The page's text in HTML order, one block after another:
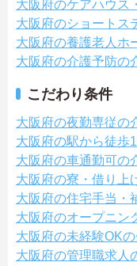
大阪府のケアハウス
大阪府のショートス
大阪府の養護老人ホ
大阪府の介護予防の
こだわり条件
大阪府の夜勤専従の
大阪府の駅から徒歩
大阪府の車通勤可の
大阪府の寮・借り上
大阪府の住宅手当・
大阪府のオープニン
大阪府の未経験OK
大阪府の管理職求人